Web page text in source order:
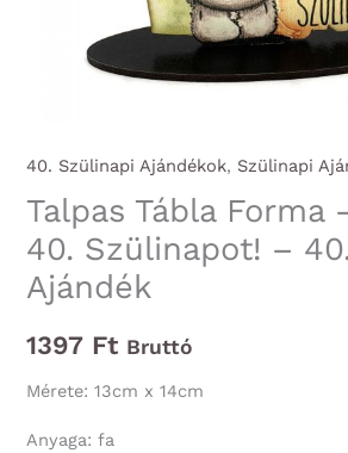
40. Szülinapi Ajándékok, Szülinapi
Talpas Tábla Forma
40. Szülinapot! –
Ajándék
1397 Ft Bruttó
Mérete: 13cm x 14cm
Anyaga: fa